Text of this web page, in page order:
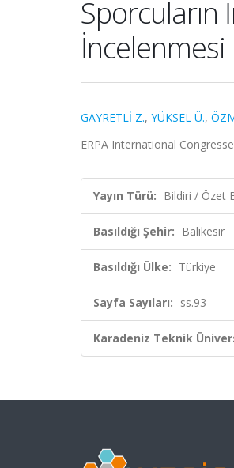
Sporcuların
İncelenmesi
GAYRETLİ Z., YÜKSEL Ü.,
ERPA International
Yayın Türü: Bildiri / Özet
Basıldığı Şehir: Balıkesir
Basıldığı Ülke: Türkiye
Sayfa Sayıları: ss.93
Karadeniz Teknik